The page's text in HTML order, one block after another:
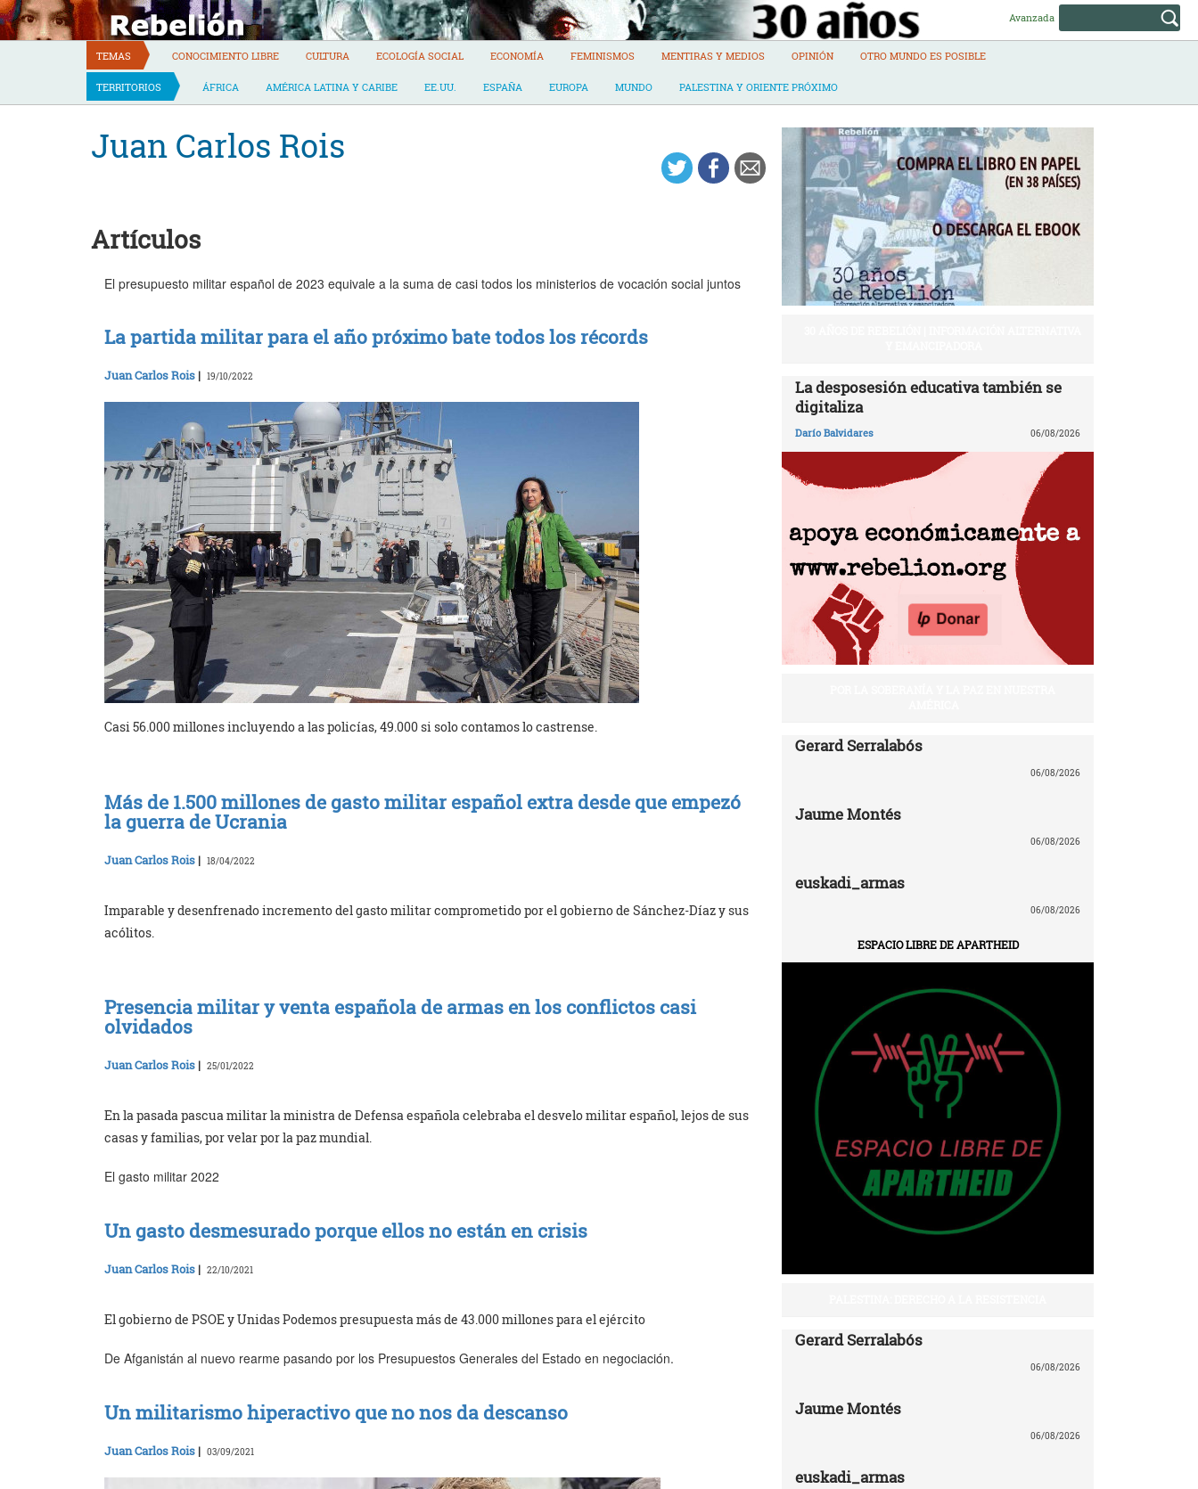
Skip
to
content
Avanzada
TEMAS CONOCIMIENTO LIBRE CULTURA ECOLOGÍA SOCIAL ECONOMÍA FEMINISMOS MENTIRAS Y MEDIOS OPINIÓN OTRO MUNDO ES POSIBLE
TERRITORIOS ÁFRICA AMÉRICA LATINA Y CARIBE EE.UU. ESPAÑA EUROPA MUNDO PALESTINA Y ORIENTE PRÓXIMO
Juan Carlos Rois
Artículos
El presupuesto militar español de 2023 equivale a la suma de casi todos los ministerios de vocación social juntos
La partida militar para el año próximo bate todos los récords
Juan Carlos Rois | 19/10/2022
Casi 56.000 millones incluyendo a las policías, 49.000 si solo contamos lo castrense.
Más de 1.500 millones de gasto militar español extra desde que empezó
la guerra de Ucrania
Juan Carlos Rois | 18/04/2022
Imparable y desenfrenado incremento del gasto militar comprometido por el gobierno de Sánchez-Díaz y sus
acólitos.
Presencia militar y venta española de armas en los conflictos casi
olvidados
Juan Carlos Rois | 25/01/2022
En la pasada pascua militar la ministra de Defensa española celebraba el desvelo militar español, lejos de sus
casas y familias, por velar por la paz mundial.
El gasto militar 2022
Un gasto desmesurado porque ellos no están en crisis
Juan Carlos Rois | 22/10/2021
El gobierno de PSOE y Unidas Podemos presupuesta más de 43.000 millones para el ejército
De Afganistán al nuevo rearme pasando por los Presupuestos Generales del Estado en negociación.
Un militarismo hiperactivo que no nos da descanso
Juan Carlos Rois | 03/09/2021
La desposesión educativa también se
digitaliza
Darío Balvidares 06/08/2026
Gerard Serralabós
06/08/2026
Jaume Montés
06/08/2026
euskadi_armas
06/08/2026
ESPACIO LIBRE DE APARTHEID
Gerard Serralabós
06/08/2026
Jaume Montés
06/08/2026
euskadi_armas